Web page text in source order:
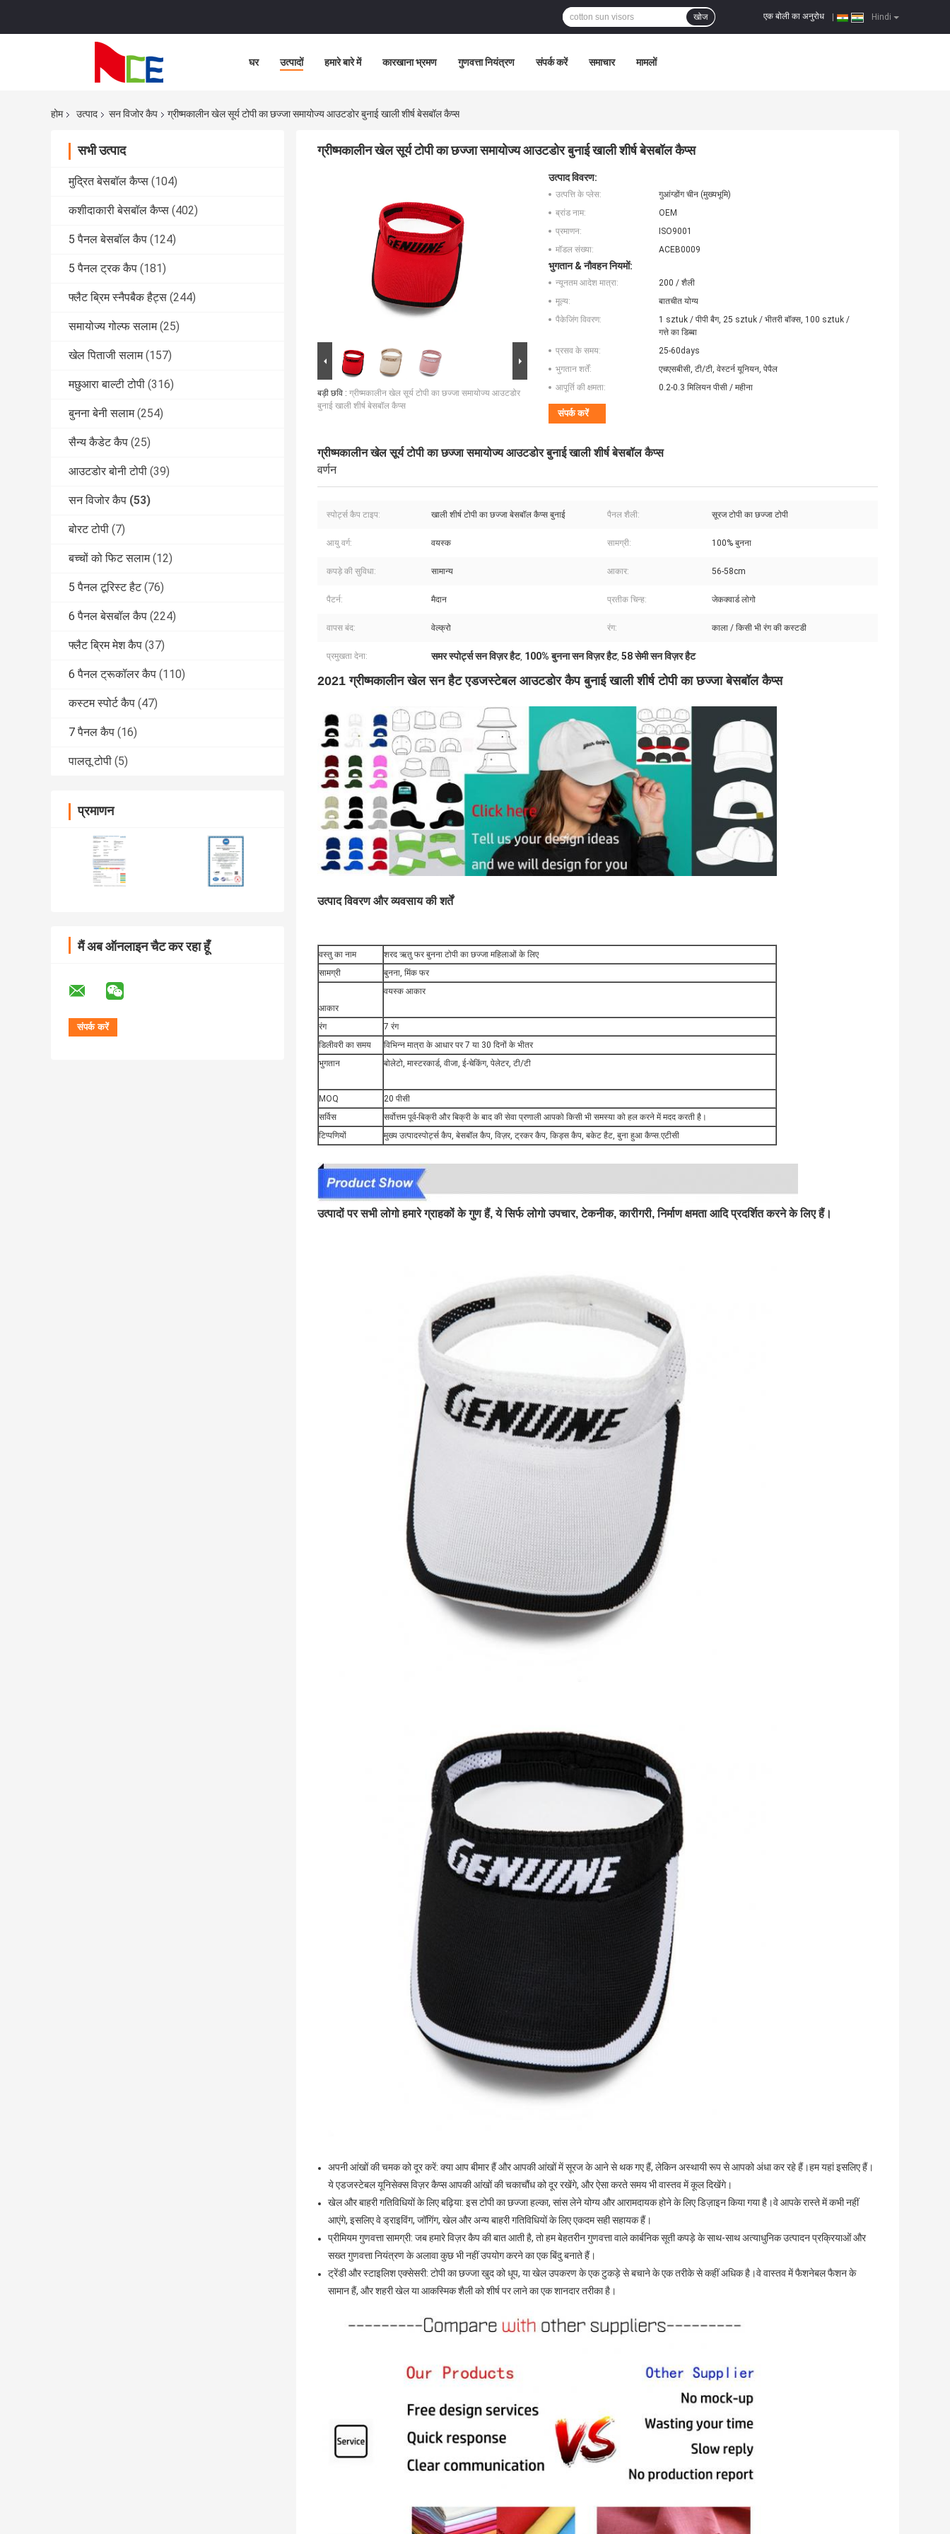
Hindi
एक बोली का अनुरोध
खोज
घर उत्पादों हमारे बारे में कारखाना भ्रमण गुणवत्ता नियंत्रण संपर्क करें समाचार मामलों
होम उत्पाद सन विजोर कैप ग्रीष्मकालीन खेल सूर्य टोपी का छज्जा समायोज्य आउटडोर बुनाई खाली शीर्ष बेसबॉल कैप्स
सभी उत्पाद
मुद्रित बेसबॉल कैप्स (104)
कशीदाकारी बेसबॉल कैप्स (402)
5 पैनल बेसबॉल कैप (124)
5 पैनल ट्रक कैप (181)
फ्लैट ब्रिम स्नैपबैक हैट्स (244)
समायोज्य गोल्फ सलाम (25)
खेल पिताजी सलाम (157)
मछुआरा बाल्टी टोपी (316)
बुनना बेनी सलाम (254)
सैन्य कैडेट कैप (25)
आउटडोर बोनी टोपी (39)
सन विजोर कैप (53)
बोरट टोपी (7)
बच्चों को फिट सलाम (12)
5 पैनल टूरिस्ट हैट (76)
6 पैनल बेसबॉल कैप (224)
फ्लैट ब्रिम मेश कैप (37)
6 पैनल ट्रूकॉलर कैप (110)
कस्टम स्पोर्ट कैप (47)
7 पैनल कैप (16)
पालतू टोपी (5)
प्रमाणन
मैं अब ऑनलाइन चैट कर रहा हूँ
ग्रीष्मकालीन खेल सूर्य टोपी का छज्जा समायोज्य आउटडोर बुनाई खाली शीर्ष बेसबॉल कैप्स
बड़ी छवि : ग्रीष्मकालीन खेल सूर्य टोपी का छज्जा समायोज्य आउटडोर
बुनाई खाली शीर्ष बेसबॉल कैप्स
उत्पाद विवरण:
उत्पत्ति के प्लेस:
गुआंग्डोंग चीन (मुख्यभूमि)
ब्रांड नाम:
OEM
प्रमाणन:
ISO9001
मॉडल संख्या:
ACEB0009
भुगतान & नौवहन नियमों:
न्यूनतम आदेश मात्रा:
200 / शैली
मूल्य:
बातचीत योग्य
पैकेजिंग विवरण:
1 sztuk / पीपी बैग, 25 sztuk / भीतरी बॉक्स, 100 sztuk /
गत्ते का डिब्बा
प्रसव के समय:
25-60days
भुगतान शर्तें:
एचएसबीसी, टी/टी, वेस्टर्न यूनियन, पेपैल
आपूर्ति की क्षमता:
0.2-0.3 मिलियन पीसी / महीना
संपर्क करें
ग्रीष्मकालीन खेल सूर्य टोपी का छज्जा समायोज्य आउटडोर बुनाई खाली शीर्ष बेसबॉल कैप्स
वर्णन
स्पोर्ट्स कैप टाइप: खाली शीर्ष टोपी का छज्जा बेसबॉल कैप्स बुनाई पैनल शैली: सूरज टोपी का छज्जा टोपी
आयु वर्ग: वयस्क सामग्री: 100% बुनना
कपड़े की सुविधा: सामान्य आकार: 56-58cm
पैटर्न: मैदान प्रतीक चिन्ह: जेकक्वार्ड लोगो
वापस बंद: वेल्क्रो रंग: काला / किसी भी रंग की कस्टडी
प्रमुखता देना: समर स्पोर्ट्स सन विज़र हैट, 100% बुनना सन विज़र हैट, 58 सेमी सन विज़र हैट
2021 ग्रीष्मकालीन खेल सन हैट एडजस्टेबल आउटडोर कैप बुनाई खाली शीर्ष टोपी का छज्जा बेसबॉल कैप्स
उत्पाद विवरण और व्यवसाय की शर्तें
वस्तु का नाम
शरद ऋतु फर बुनना टोपी का छज्जा महिलाओं के लिए
सामग्री
बुनना, मिंक फर
आकार
वयस्क आकार
रंग
7 रंग
डिलीवरी का समय
विभिन्न मात्रा के आधार पर 7 या 30 दिनों के भीतर
भुगतान
बोलेटो, मास्टरकार्ड, वीजा, ई-चेकिंग, पेलेटर, टी/टी
MOQ
20 पीसी
सर्विस
सर्वोत्तम पूर्व-बिक्री और बिक्री के बाद की सेवा प्रणाली आपको किसी भी समस्या को हल करने में मदद करती है।
टिप्पणियों
मुख्य उत्पादस्पोर्ट्स कैप, बेसबॉल कैप, विज़र, ट्रकर कैप, किड्स कैप, बकेट हैट, बुना हुआ कैप्स.एटीसी
उत्पादों पर सभी लोगो हमारे ग्राहकों के गुण हैं, ये सिर्फ लोगो उपचार, टेकनीक, कारीगरी, निर्माण क्षमता आदि प्रदर्शित करने के लिए हैं।
अपनी आंखों की चमक को दूर करें: क्या आप बीमार हैं और आपकी आंखों में सूरज के आने से थक गए हैं, लेकिन अस्थायी रूप से आपको अंधा कर रहे हैं।हम यहां इसलिए हैं।
ये एडजस्टेबल यूनिसेक्स विज़र कैप्स आपकी आंखों की चकाचौंध को दूर रखेंगे, और ऐसा करते समय भी वास्तव में कूल दिखेंगे।
खेल और बाहरी गतिविधियों के लिए बढ़िया: इस टोपी का छज्जा हल्का, सांस लेने योग्य और आरामदायक होने के लिए डिज़ाइन किया गया है।वे आपके रास्ते में कभी नहीं
आएंगे, इसलिए वे ड्राइविंग, जॉगिंग, खेल और अन्य बाहरी गतिविधियों के लिए एकदम सही सहायक हैं।
प्रीमियम गुणवत्ता सामग्री: जब हमारे विज़र कैप की बात आती है, तो हम बेहतरीन गुणवत्ता वाले कार्बनिक सूती कपड़े के साथ-साथ अत्याधुनिक उत्पादन प्रक्रियाओं और
सख्त गुणवत्ता नियंत्रण के अलावा कुछ भी नहीं उपयोग करने का एक बिंदु बनाते हैं।
ट्रेंडी और स्टाइलिश एक्सेसरी: टोपी का छज्जा खुद को धूप, या खेल उपकरण के एक टुकड़े से बचाने के एक तरीके से कहीं अधिक है।वे वास्तव में फैशनेबल फैशन के
सामान हैं, और शहरी खेल या आकस्मिक शैली को शीर्ष पर लाने का एक शानदार तरीका है।